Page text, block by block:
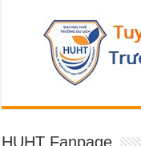
HUHT Fanpage